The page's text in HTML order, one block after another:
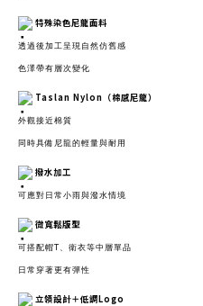
特殊染色尼龍面料
透過後加工呈現自然仿舊感
色澤帶有層次變化
Taslan Nylon（棉感尼龍）
外觀接近棉質
同時具備尼龍的輕量與耐用
撥水加工
可應對日常小雨與潑水情境
微寬鬆版型
可搭配帽T、衛衣等中層單品
日常穿著更有彈性
立領設計＋低調Logo